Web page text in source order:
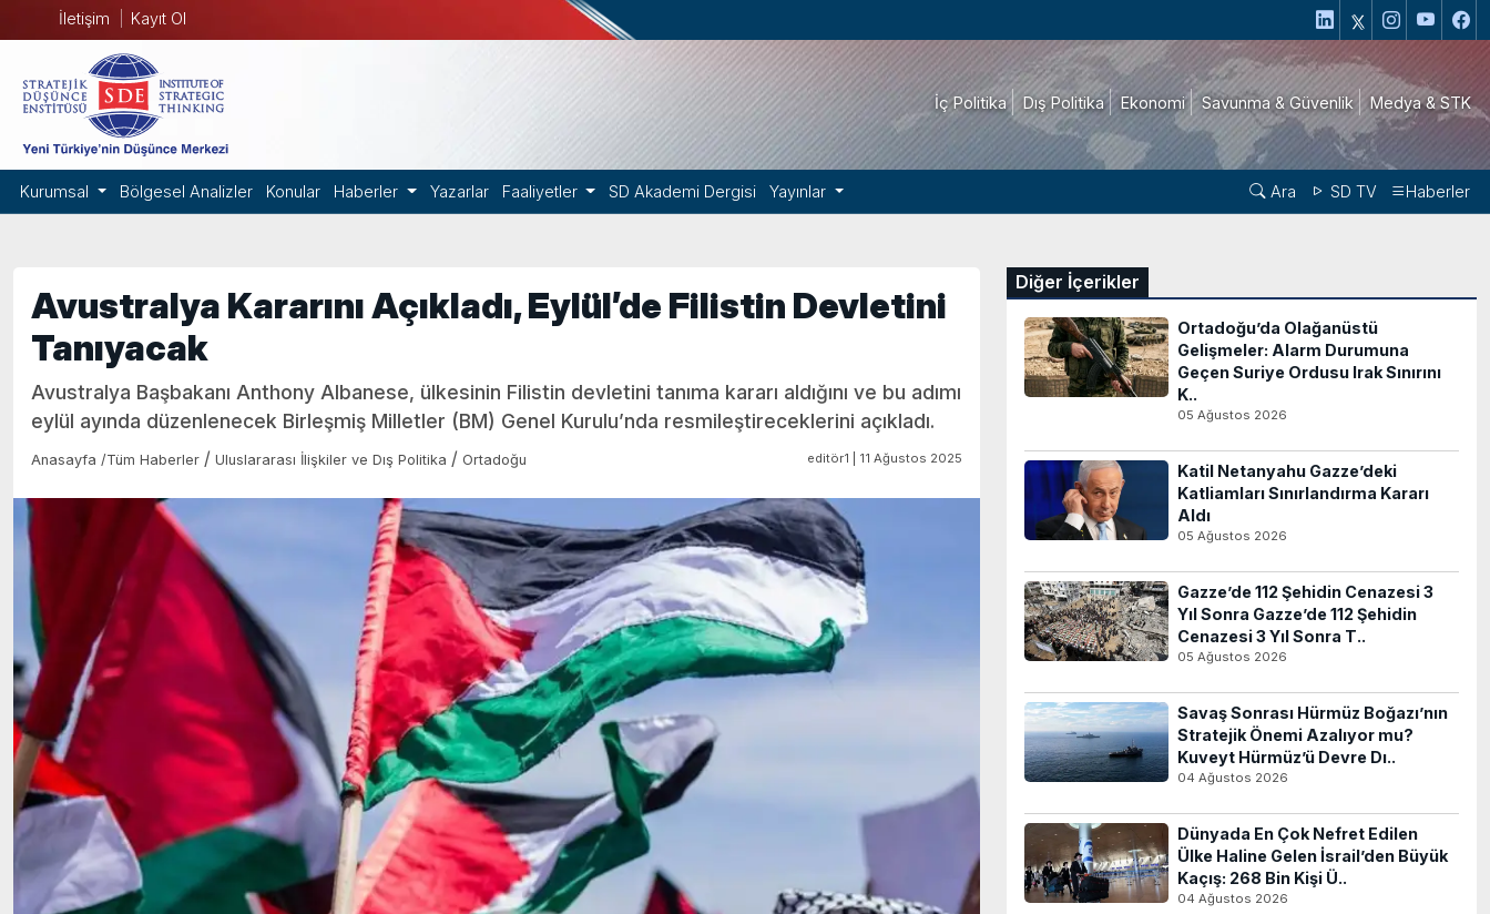
İletişim Kayıt Ol
İç Politika Dış Politika Ekonomi Savunma & Güvenlik Medya & STK
Kurumsal Bölgesel Analizler Konular Haberler Yazarlar Faaliyetler SD Akademi Dergisi Yayınlar Ara SD TV Haberler
Avustralya Kararını Açıkladı, Eylül’de Filistin Devletini
Tanıyacak
Avustralya Başbakanı Anthony Albanese, ülkesinin Filistin devletini tanıma kararı aldığını ve bu adımı
eylül ayında düzenlenecek Birleşmiş Milletler (BM) Genel Kurulu’nda resmileştireceklerini açıkladı.
Anasayfa /Tüm Haberler / Uluslararası İlişkiler ve Dış Politika / Ortadoğu editör1 | 11 Ağustos 2025
Diğer İçerikler
Ortadoğu’da Olağanüstü
Gelişmeler: Alarm Durumuna
Geçen Suriye Ordusu Irak Sınırını
K..
05 Ağustos 2026
Katil Netanyahu Gazze’deki
Katliamları Sınırlandırma Kararı
Aldı
05 Ağustos 2026
Gazze’de 112 Şehidin Cenazesi 3
Yıl Sonra Gazze’de 112 Şehidin
Cenazesi 3 Yıl Sonra T..
05 Ağustos 2026
Savaş Sonrası Hürmüz Boğazı’nın
Stratejik Önemi Azalıyor mu?
Kuveyt Hürmüz’ü Devre Dı..
04 Ağustos 2026
Dünyada En Çok Nefret Edilen
Ülke Haline Gelen İsrail’den Büyük
Kaçış: 268 Bin Kişi Ü..
04 Ağustos 2026